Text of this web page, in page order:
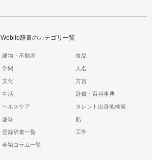
Weblio辞書のカテゴリ一覧
建物・不動産 食品
学問 人名
文化 方言
生活 辞書・百科事典
ヘルスケア タレント出身地検索
趣味 船
登録辞書一覧 工学
金融コラム一覧